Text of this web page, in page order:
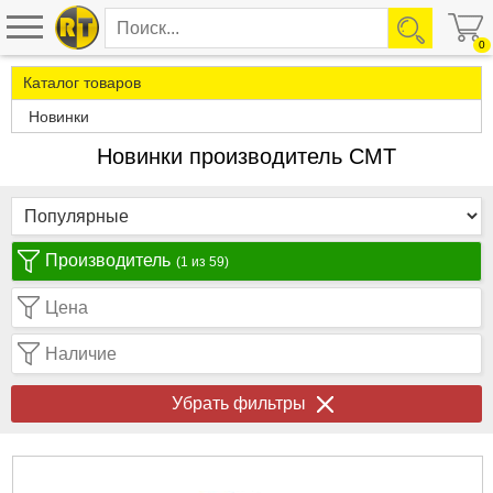
0
Каталог товаров
Новинки
Новинки производитель CMT
Производитель (1 из 59)
Цена
Наличие
Убрать фильтры